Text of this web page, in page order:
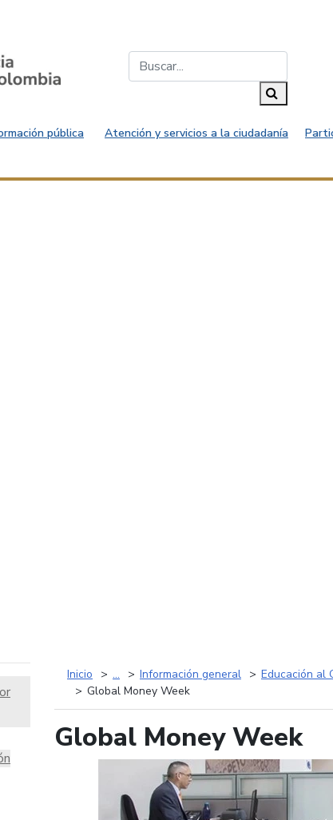
pública Atención y servicios a la ciudadanía
Inicio ... Información general
Educación al
Global Money Week
Global Money Week